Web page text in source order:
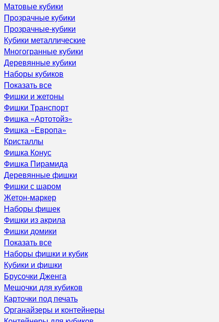
Матовые кубики
Прозрачные кубики
Прозрачные-кубики
Кубики металлические
Многогранные кубики
Деревянные кубики
Наборы кубиков
Показать все
Фишки и жетоны
Фишки Транспорт
Фишка «Артотойз»
Фишка «Европа»
Кристаллы
Фишка Конус
Фишка Пирамида
Деревянные фишки
Фишки с шаром
Жетон-маркер
Наборы фишек
Фишки из акрила
Фишки домики
Показать все
Наборы фишки и кубик
Кубики и фишки
Брусочки Дженга
Мешочки для кубиков
Карточки под печать
Органайзеры и контейнеры